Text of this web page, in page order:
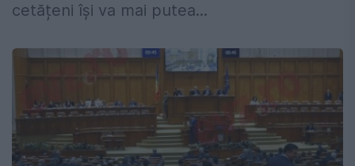
cetățeni își va mai putea...